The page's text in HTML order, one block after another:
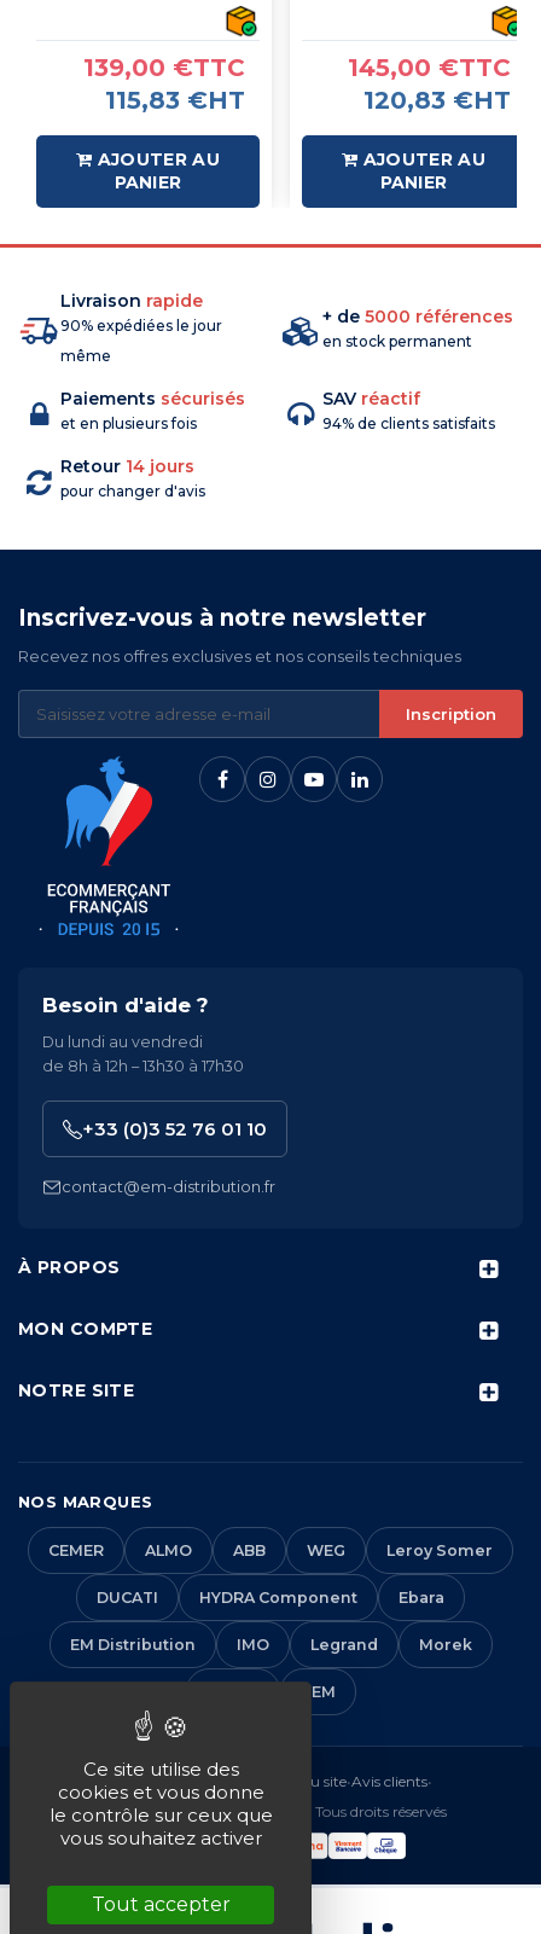
139,00 €TTC
115,83 €HT
AJOUTER AU
PANIER
145,00 €TTC
120,83 €HT
AJOUTER AU
PANIER
Livraison rapide
90% expédiées le jour
même
+ de 5000 références
en stock permanent
Paiements sécurisés
et en plusieurs fois
SAV réactif
94% de clients satisfaits
Retour 14 jours
pour changer d'avis
Inscrivez-vous à notre newsletter
Recevez nos offres exclusives et nos conseils techniques
Inscription
À PROPOS
MON COMPTE
NOTRE SITE
Besoin d'aide ?
Du lundi au vendredi
de 8h à 12h – 13h30 à 17h30
+33 (0)3 52 76 01 10
contact@em-distribution.fr
NOS MARQUES
CEMER ALMO ABB WEG Leroy Somer
DUCATI HYDRA Component Ebara
EM Distribution IMO Legrand Morek
VEM
Mentions légales•CGV Plan du site•Avis clients•
© 2016-2026 EM Distribution - Tous droits réservés
Ce site utilise des
cookies et vous donne
le contrôle sur ceux que
vous souhaitez activer
Tout accepter